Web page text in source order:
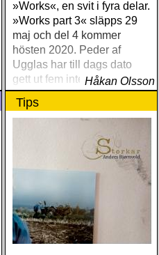
»Works«, en svit i fyra delar.
»Works part 3« släpps 29
maj och del 4 kommer
hösten 2020. Peder af
Ugglas har till dags dato
gett ut fem internationellt
hyllade soloalbum
Håkan Olsson
Tips